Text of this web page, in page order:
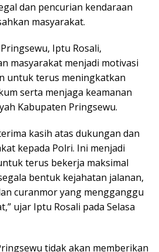
dan pencurian kendaraan
masyarakat.
Iptu Rosali,
masyarakat menjadi motivasi
untuk terus meningkatkan
serta menjaga keamanan
Kabupaten Pringsewu.
kasih atas dukungan dan
kepada Polri. Ini menjadi
terus bekerja maksimal
bentuk kejahatan jalanan,
curanmor yang mengganggu
ujar Iptu Rosali pada Selasa
tidak akan memberikan